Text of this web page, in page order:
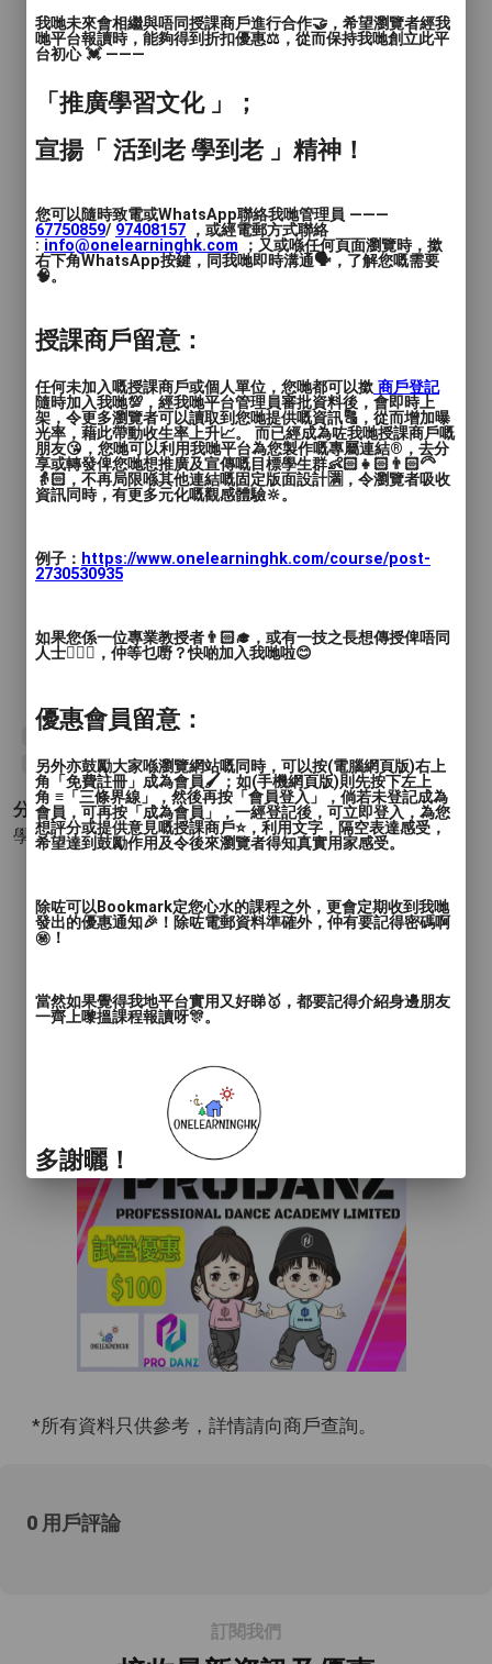
專業資歷 :
☺️香港註冊小學老師
☺️任教香港私立名校及津貼小學超過20年
☺️曾任中文科科主任及數學科副科主任
特色服務 :
🧑🏻‍🏫針對學生程度設計個人化課程
👨🏻‍🏫提供香港中文及數學教材(教材、工
🧑🏻‍🏫打好語文或數學基礎、提高學科成
🧑🏻‍🏫靈活的上課時間及收費方案
初小：HK$200 / £20
高小：HK$250 / £25
優勢 :
👨🏻‍🏫經驗豐富,教學成效卓越採用Zoom線
上授課,方便靈活
#composition
#中文作文 #數學
分類 :
學術 - 基礎教育- 中文 數學
*所有資料只供參考，詳情請向商戶查詢。
0 用戶評論
訂閱我們
我哋未來會相繼與唔同授課商戶進行合作🤝，希望瀏覽者經我
哋平台報讀時，能夠得到折扣優惠⚖️，從而保持我哋創立此平
台初心 💓 ———
「推廣學習文化 」；
宣揚「 活到老 學到老 」精神！
您可以隨時致電或WhatsApp聯絡我哋管理員 ———
67750859/ 97408157 ，或經電郵方式聯絡
: info@onelearninghk.com ；又或喺任何頁面瀏覽時，撳
右下角WhatsApp按鍵，同我哋即時溝通🗣️，了解您嘅需要
🧠。
授課商戶留意：
任何未加入嘅授課商戶或個人單位，您哋都可以撳 商戶登記
隨時加入我哋💯，經我哋平台管理員審批資料後，會即時上
架，令更多瀏覽者可以讀取到您哋提供嘅資訊🔠，從而增加曝
光率，藉此帶動收生率上升📈。 而已經成為咗我哋授課商戶嘅
朋友😘，您哋可以利用我哋平台為您製作嘅專屬連結®️，去分
享或轉發俾您哋想推廣及宣傳嘅目標學生群👶🏻👧🏻👨🏻‍🦳
👵🏻，不再局限喺其他連結嘅固定版面設計🈵，令瀏覽者吸收
資訊同時，有更多元化嘅觀感體驗🔆。
例子： https://www.onelearninghk.com/course/post-
2730530935
如果您係一位專業教授者👨🏻‍🎓，或有一技之長想傳授俾唔同
人士🙋🏻‍♂️，仲等乜嘢？快啲加入我哋啦😊
優惠會員留意：
另外亦鼓勵大家喺瀏覽網站嘅同時，可以按(電腦網頁版)右上
角「免費註冊」成為會員🖌️；如(手機網頁版)則先按下左上
角 ≡「三條界線」，然後再按「會員登入」，倘若未登記成為
會員，可再按「成為會員」，一經登記後，可立即登入，為您
想評分或提供意見嘅授課商戶⭐️，利用文字，隔空表達感受，
希望達到鼓勵作用及令後來瀏覽者得知真實用家感受。
除咗可以Bookmark定您心水的課程之外，更會定期收到我哋
發出的優惠通知🎉！除咗電郵資料準確外，仲有要記得密碼啊
㊙️！
當然如果覺得我地平台實用又好睇🥇，都要記得介紹身邊朋友
一齊上嚟搵課程報讀呀🎊。
多謝曬！